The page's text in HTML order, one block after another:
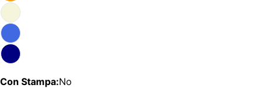
Con Stampa:No